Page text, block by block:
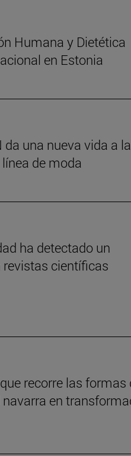
Humana y Dietética
en Estonia
da una nueva vida a
de moda
ha detectado un
científicas
recorre las formas
en